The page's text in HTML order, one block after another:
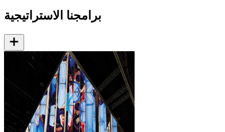
برامجنا الاستراتيجية